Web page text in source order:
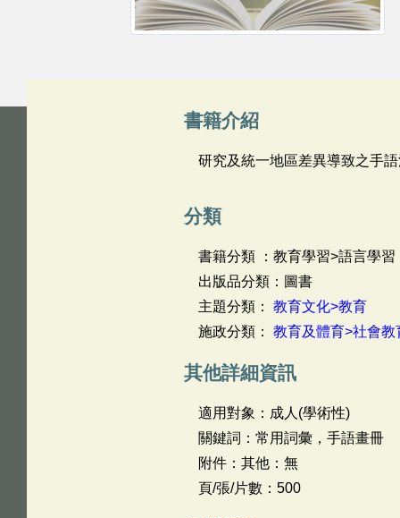
書籍介紹
研究及統一地區差異導致之手
分類
書籍分類 ：教育學習>語言學
出版品分類：圖書
主題分類： 教育文化>教育
施政分類： 教育及體育>社會教
其他詳細資訊
適用對象：成人(學術性)
關鍵詞：常用詞彙，手語畫冊
附件：其他：無
頁/張/片數：500